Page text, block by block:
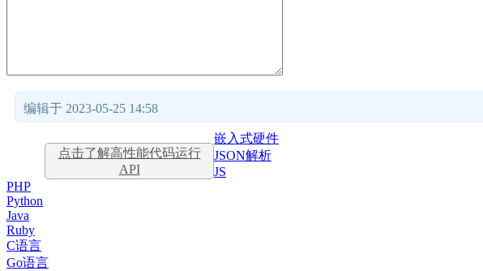
编辑于 2023-05-25 14:58
点击了解高性能代码运行
API
嵌入式硬件
JSON解析
JS
PHP
Python
Java
Ruby
C语言
Go语言